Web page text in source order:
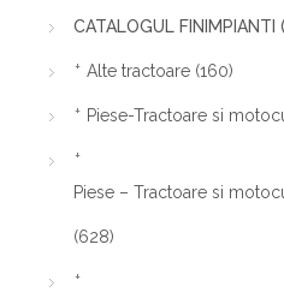
CATALOGUL FINIMPIANTI
Alte tractoare (160)
Piese-Tractoare si
Piese – Tractoare si
(628)